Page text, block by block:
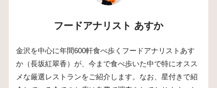
フードアナリスト あすか
金沢を中心に年間600軒食べ歩くフードアナリストあす
か（長坂紅翠香）が、今まで食べ歩いた中で特にオスス
メな厳選レストランをご紹介します。なお、星付きで紹